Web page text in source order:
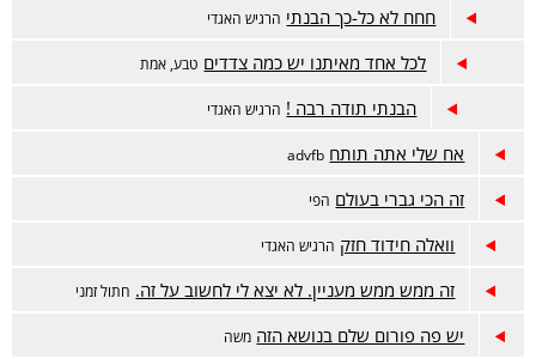
חחח לא כל-כך הבנתי הרגיש האגדי
לכל אחד מאיתנו יש כמה צדדים טבע, אמת
הבנתי תודה רבה ! הרגיש האגדי
אח שלי אתה תותח advfb
זה הכי גברי בעולם הפי
וואלה חידוד חזק הרגיש האגדי
זה ממש ממש מעניין. לא יצא לי לחשוב על זה. חתול זמני
יש פה פורום שלם בנושא הזה משה